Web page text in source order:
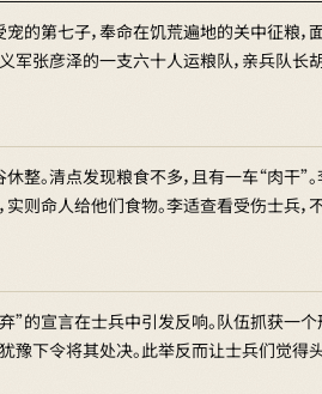
的第七子，奉命在饥荒遍地的关中征粮
军张彦泽的一支六十人运粮队，亲兵队
整。清点发现粮食不多，且有一车“肉干”
实则命人给他们食物。李适查看受伤士兵
的宣言在士兵中引发反响。队伍抓获一
豫下令将其处决。此举反而让士兵们觉得